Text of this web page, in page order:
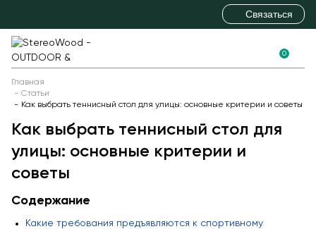
Связаться
+7 (863) 308-88-01
sales@stereowood.com
0
Новинки
Детское игровое оборудование
Детские игровые комплексы
Детские научные площадки
Детские горки
Игры с водой и песком
Полосы препятствий
Главная
Статьи
Как выбрать теннисный стол для улицы: основные критерии и советы
Как выбрать теннисный стол для
улицы: основные критерии и
советы
Содержание
Какие требования предъявляются к спортивному